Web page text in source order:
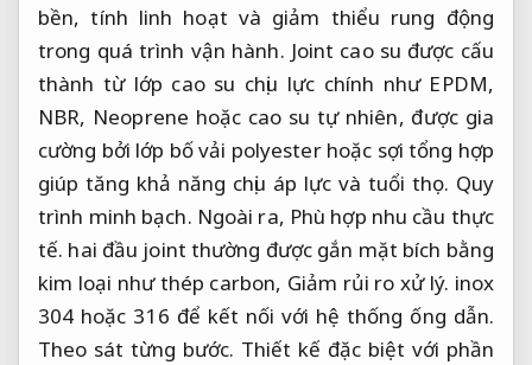
bền, tính linh hoạt và giảm thiểu rung động
trong quá trình vận hành. Joint cao su được cấu
thành từ lớp cao su chịu lực chính như EPDM,
NBR, Neoprene hoặc cao su tự nhiên, được gia
cường bởi lớp bố vải polyester hoặc sợi tổng hợp
giúp tăng khả năng chịu áp lực và tuổi thọ. Quy
trình minh bạch. Ngoài ra, Phù hợp nhu cầu thực
tế. hai đầu joint thường được gắn mặt bích bằng
kim loại như thép carbon, Giảm rủi ro xử lý. inox
304 hoặc 316 để kết nối với hệ thống ống dẫn.
Theo sát từng bước. Thiết kế đặc biệt với phần